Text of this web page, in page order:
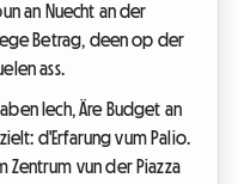
an Nuecht an der
Betrag, deen op der
ass.
Iech, Äre Budget an
d'Erfarung vum Palio.
Zentrum vun der Piazza